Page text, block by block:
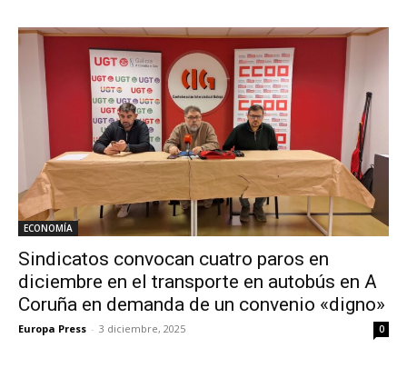
ECONOMÍA
Sindicatos convocan cuatro paros en
diciembre en el transporte en autobús en A
Coruña en demanda de un convenio «digno»
Europa Press - 3 diciembre, 2025 0